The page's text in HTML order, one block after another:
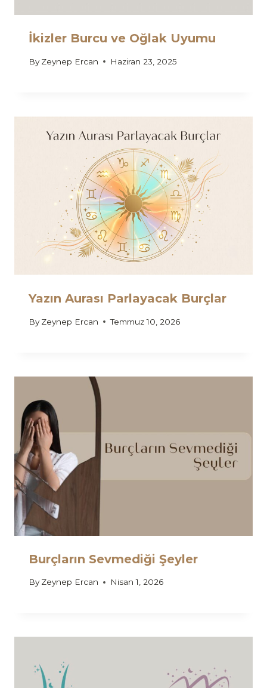
İkizler Burcu ve Oğlak Uyumu
By Zeynep Ercan Haziran 23, 2025
Yazın Aurası Parlayacak Burçlar
By Zeynep Ercan Temmuz 10, 2026
Burçların Sevmediği Şeyler
By Zeynep Ercan Nisan 1, 2026